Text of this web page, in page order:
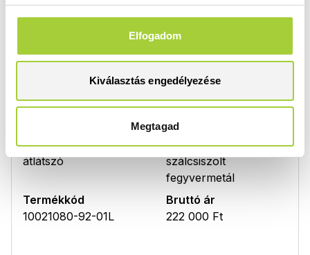
Elfogadom
Kiválasztás engedélyezése
Megtagad
Zuhanykabin balos ajtók
Magasság
Méret
800
Üvegszín
átlátszó
Profilszín
szálcsiszolt
fegyvermetál
Termékkód
10021080-92-01L
Bruttó ár
222 000 Ft